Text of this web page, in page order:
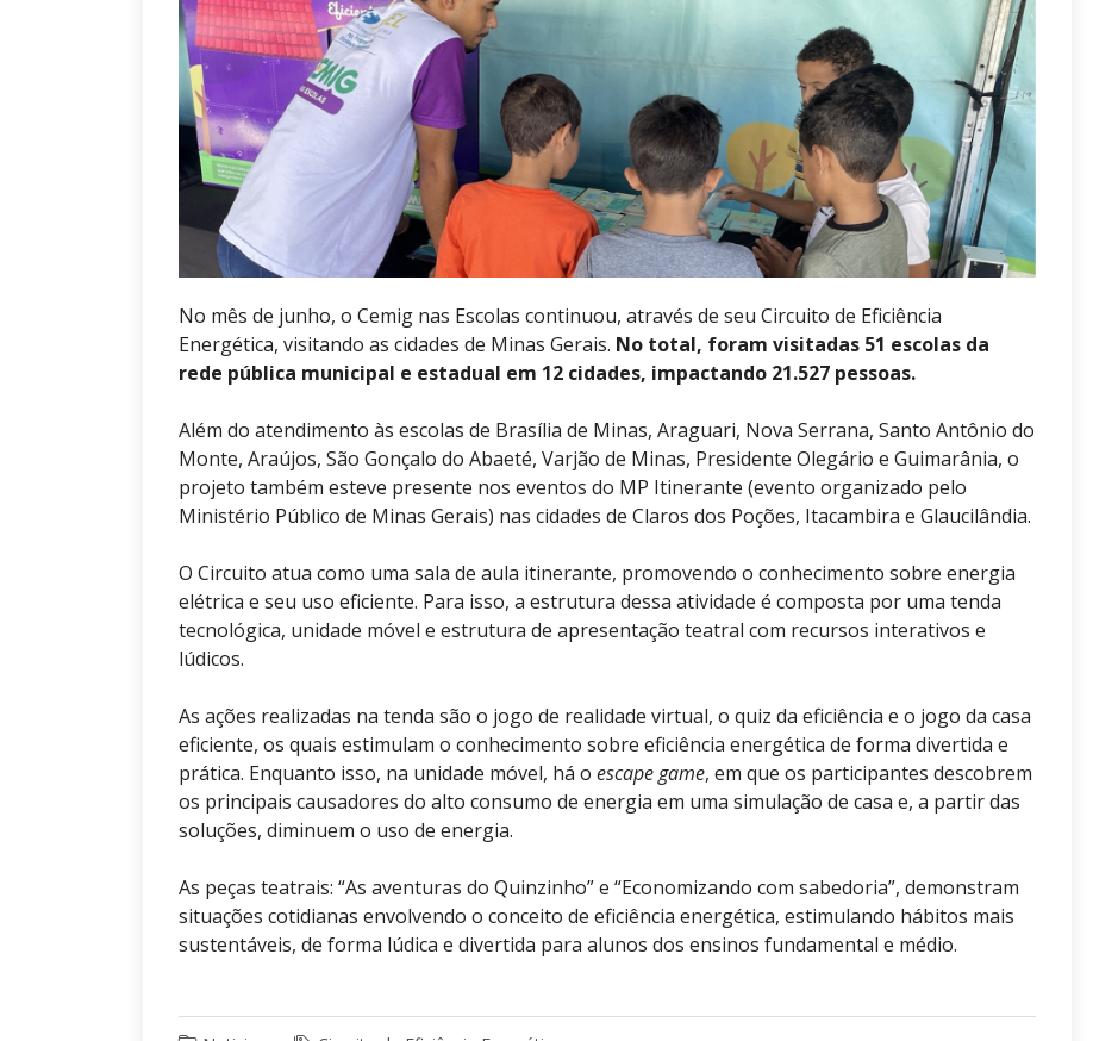
No mês de junho, o Cemig nas Escolas continuou, através de seu Circuito de Eficiência
Energética, visitando as cidades de Minas Gerais. No total, foram visitadas 51 escolas da
rede pública municipal e estadual em 12 cidades, impactando 21.527 pessoas.
Além do atendimento às escolas de Brasília de Minas, Araguari, Nova Serrana, Santo Antônio do
Monte, Araújos, São Gonçalo do Abaeté, Varjão de Minas, Presidente Olegário e Guimarânia, o
projeto também esteve presente nos eventos do MP Itinerante (evento organizado pelo
Ministério Público de Minas Gerais) nas cidades de Claros dos Poções, Itacambira e Glaucilândia.
O Circuito atua como uma sala de aula itinerante, promovendo o conhecimento sobre energia
elétrica e seu uso eficiente. Para isso, a estrutura dessa atividade é composta por uma tenda
tecnológica, unidade móvel e estrutura de apresentação teatral com recursos interativos e
lúdicos.
As ações realizadas na tenda são o jogo de realidade virtual, o quiz da eficiência e o jogo da casa
eficiente, os quais estimulam o conhecimento sobre eficiência energética de forma divertida e
prática. Enquanto isso, na unidade móvel, há o escape game, em que os participantes descobrem
os principais causadores do alto consumo de energia em uma simulação de casa e, a partir das
soluções, diminuem o uso de energia.
As peças teatrais: “As aventuras do Quinzinho” e “Economizando com sabedoria”, demonstram
situações cotidianas envolvendo o conceito de eficiência energética, estimulando hábitos mais
sustentáveis, de forma lúdica e divertida para alunos dos ensinos fundamental e médio.